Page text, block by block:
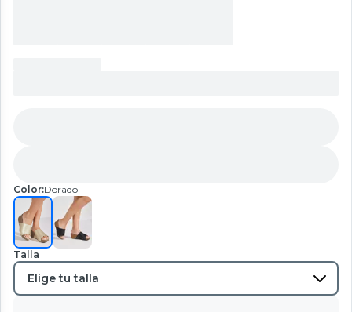
Color:Dorado
Talla